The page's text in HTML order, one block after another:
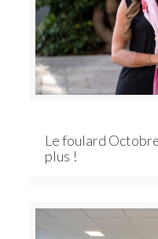
Le foulard
plus !